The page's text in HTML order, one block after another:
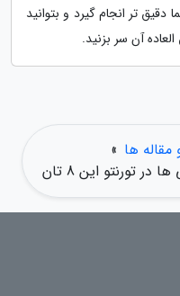
دقیق تر انجام گیرد و بتوانید
آن سر بزنید.
مقاله ها »
در تورنتو این 8 تان